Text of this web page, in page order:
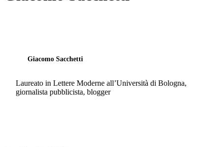
Giacomo Sacchetti
Laureato in Lettere Moderne all’Università di Bologna,
giornalista pubblicista, blogger